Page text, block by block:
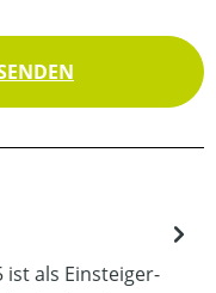
ist als Einsteiger-